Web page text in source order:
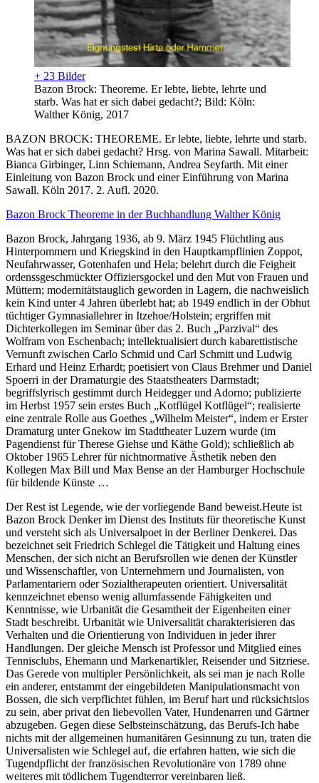
+ 23 Bilder
Bazon Brock: Theoreme. Er lebte, liebte, lehrte und
starb. Was hat er sich dabei gedacht?; Bild: Köln:
Walther König, 2017
BAZON BROCK: THEOREME. Er lebte, liebte, lehrte und starb.
Was hat er sich dabei gedacht? Hrsg. von Marina Sawall. Mitarbeit:
Bianca Girbinger, Linn Schiemann, Andrea Seyfarth. Mit einer
Einleitung von Bazon Brock und einer Einführung von Marina
Sawall. Köln 2017. 2. Aufl. 2020.
Bazon Brock Theoreme in der Buchhandlung Walther König
Bazon Brock, Jahrgang 1936, ab 9. März 1945 Flüchtling aus
Hinterpommern und Kriegskind in den Hauptkampflinien Zoppot,
Neufahrwasser, Gotenhafen und Hela; belehrt durch die Feigheit
ordenssgeschmückter Offiziersgockel und den Mut von Frauen und
Müttern; modernitätstauglich geworden in Lagern, die nachweislich
kein Kind unter 4 Jahren überlebt hat; ab 1949 endlich in der Obhut
tüchtiger Gymnasiallehrer in Itzehoe/Holstein; ergriffen mit
Dichterkollegen im Seminar über das 2. Buch „Parzival“ des
Wolfram von Eschenbach; intellektualisiert durch kabarettistische
Vernunft zwischen Carlo Schmid und Carl Schmitt und Ludwig
Erhard und Heinz Erhardt; poetisiert von Claus Brehmer und Daniel
Spoerri in der Dramaturgie des Staatstheaters Darmstadt;
begriffslyrisch gestimmt durch Heidegger und Adorno; publizierte
im Herbst 1957 sein erstes Buch „Kotflügel Kotflügel“; realisierte
eine zentrale Rolle aus Goethes „Wilhelm Meister“, indem er Erster
Dramaturg unter Gnekow im Stadttheater Luzern wurde (im
Pagendienst für Therese Giehse und Käthe Gold); schließlich ab
Oktober 1965 Lehrer für nichtnormative Ästhetik neben den
Kollegen Max Bill und Max Bense an der Hamburger Hochschule
für bildende Künste …
Der Rest ist Legende, wie der vorliegende Band beweist.Heute ist
Bazon Brock Denker im Dienst des Instituts für theoretische Kunst
und versteht sich als Universalpoet in der Berliner Denkerei. Das
bezeichnet seit Friedrich Schlegel die Tätigkeit und Haltung eines
Menschen, der sich nicht an Berufsrollen wie denen der Künstler
und Wissenschaftler, von Unternehmern und Journalisten, von
Parlamentariern oder Sozialtherapeuten orientiert. Universalität
kennzeichnet ebenso wenig allumfassende Fähigkeiten und
Kenntnisse, wie Urbanität die Gesamtheit der Eigenheiten einer
Stadt beschreibt. Urbanität wie Universalität charakterisieren das
Verhalten und die Orientierung von Individuen in jeder ihrer
Handlungen. Der gleiche Mensch ist Professor und Mitglied eines
Tennisclubs, Ehemann und Markenartikler, Reisender und Sitzriese.
Das Gerede von multipler Persönlichkeit, als sei man je nach Rolle
ein anderer, entstammt der eingebildeten Manipulationsmacht von
Bossen, die sich verpflichtet fühlen, im Beruf hart und rücksichtslos
zu sein, aber privat den liebevollen Vater, Hundenarren und Gärtner
abzugeben. Gegen diese Selbsteinschätzung, das Berufs-Ich habe
nichts mit der allgemeinen humanitären Gesinnung zu tun, traten die
Universalisten wie Schlegel auf, die erfahren hatten, wie sich die
Tugendpflicht der französischen Revolutionäre von 1789 ohne
weiteres mit tödlichem Tugendterror vereinbaren ließ.